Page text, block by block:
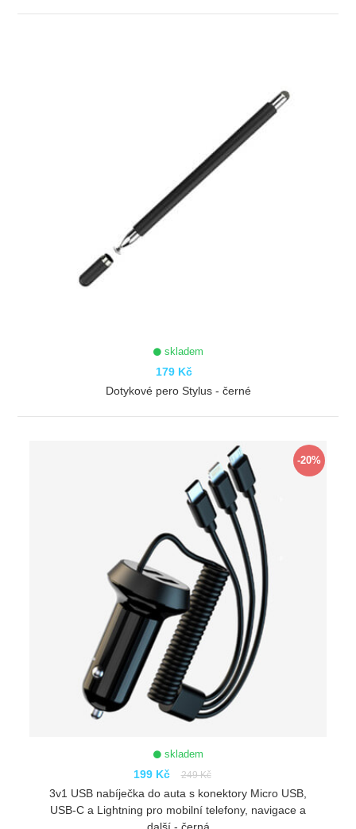
skladem
179 Kč
Dotykové pero Stylus - černé
-20%
skladem
199 Kč 249 Kč
3v1 USB nabíječka do auta s konektory Micro USB,
USB-C a Lightning pro mobilní telefony, navigace a